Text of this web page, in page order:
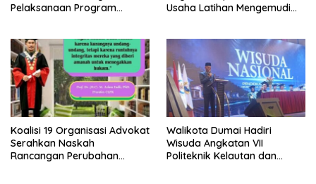
Pelaksanaan Program
Bersama Kota Dumai
Usaha Latihan Mengemudi
Koalisi 19 Organisasi Advokat
Serahkan Naskah
Rancangan Perubahan
Walikota Dumai Hadiri
Wisuda Angkatan VII
Politeknik Kelautan dan